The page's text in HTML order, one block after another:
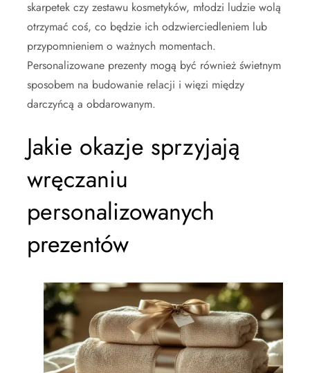
skarpetek czy zestawu kosmetyków, młodzi ludzie wolą
otrzymać coś, co będzie ich odzwierciedleniem lub
przypomnieniem o ważnych momentach.
Personalizowane prezenty mogą być również świetnym
sposobem na budowanie relacji i więzi między
darczyńcą a obdarowanym.
Jakie okazje sprzyjają
wręczaniu
personalizowanych
prezentów